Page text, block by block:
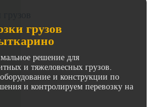
грузов
решение для
и тяжеловесных грузов.
и конструкции по
и контролируем перевозку на